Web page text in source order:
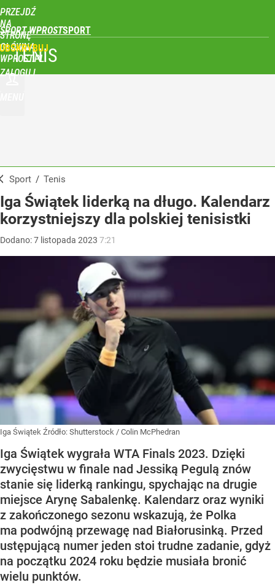
PRZEJDŹ
NA
STRONĘ
GŁÓWNĄ
WPROST.PL
SPORT WPROST
ZALOGUJ
TENIS
Sport / Tenis
Iga Świątek liderką na długo. Kalendarz
korzystniejszy dla polskiej tenisistki
Dodano:7 listopada 2023 7:21
Iga Świątek Źródło: Shutterstock / Colin McPhedran
Iga Świątek wygrała WTA Finals 2023. Dzięki
zwycięstwu w finale nad Jessiką Pegulą znów
stanie się liderką rankingu, spychając na drugie
miejsce Arynę Sabalenkę. Kalendarz oraz wyniki
z zakończonego sezonu wskazują, że Polka
ma podwójną przewagę nad Białorusinką. Przed
ustępującą numer jeden stoi trudne zadanie, gdyż
na początku 2024 roku będzie musiała bronić
wielu punktów.